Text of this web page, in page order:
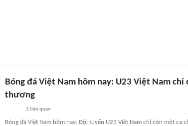
Bóng đá Việt Nam hôm nay: U23 Việt Nam chỉ
thương
2 liên quan
Bóng đá Việt Nam hôm nay: Đội tuyển U23 Việt Nam chỉ còn một ca